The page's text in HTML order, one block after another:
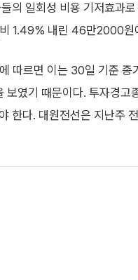
의 일회성 비용 기저효과
1.49% 내린 46만2000원
따르면 이는 30일 기준 종
였기 때문이다. 투자경고
한다. 대원전선은 지난주